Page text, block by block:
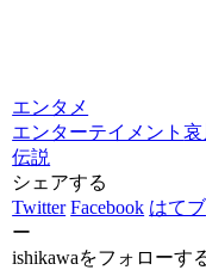
エンタメ
エンターテイメント哀
伝説
シェアする
Twitter Facebook はてブ
ー
ishikawaをフォローす